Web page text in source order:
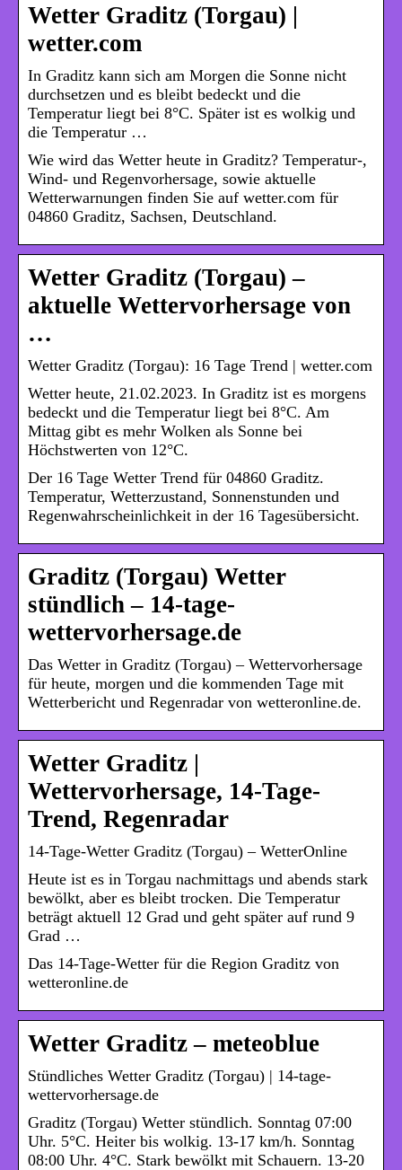
Wetter Graditz (Torgau) |
wetter.com
In Graditz kann sich am Morgen die Sonne nicht
durchsetzen und es bleibt bedeckt und die
Temperatur liegt bei 8°C. Später ist es wolkig und
die Temperatur …
Wie wird das Wetter heute in Graditz? Temperatur-,
Wind- und Regenvorhersage, sowie aktuelle
Wetterwarnungen finden Sie auf wetter.com für
04860 Graditz, Sachsen, Deutschland.
Wetter Graditz (Torgau) –
aktuelle Wettervorhersage von
…
Wetter Graditz (Torgau): 16 Tage Trend | wetter.com
Wetter heute, 21.02.2023. In Graditz ist es morgens
bedeckt und die Temperatur liegt bei 8°C. Am
Mittag gibt es mehr Wolken als Sonne bei
Höchstwerten von 12°C.
Der 16 Tage Wetter Trend für 04860 Graditz.
Temperatur, Wetterzustand, Sonnenstunden und
Regenwahrscheinlichkeit in der 16 Tagesübersicht.
Graditz (Torgau) Wetter
stündlich – 14-tage-
wettervorhersage.de
Das Wetter in Graditz (Torgau) – Wettervorhersage
für heute, morgen und die kommenden Tage mit
Wetterbericht und Regenradar von wetteronline.de.
Wetter Graditz |
Wettervorhersage, 14-Tage-
Trend, Regenradar
14-Tage-Wetter Graditz (Torgau) – WetterOnline
Heute ist es in Torgau nachmittags und abends stark
bewölkt, aber es bleibt trocken. Die Temperatur
beträgt aktuell 12 Grad und geht später auf rund 9
Grad …
Das 14-Tage-Wetter für die Region Graditz von
wetteronline.de
Wetter Graditz – meteoblue
Stündliches Wetter Graditz (Torgau) | 14-tage-
wettervorhersage.de
Graditz (Torgau) Wetter stündlich. Sonntag 07:00
Uhr. 5°C. Heiter bis wolkig. 13-17 km/h. Sonntag
08:00 Uhr. 4°C. Stark bewölkt mit Schauern. 13-20